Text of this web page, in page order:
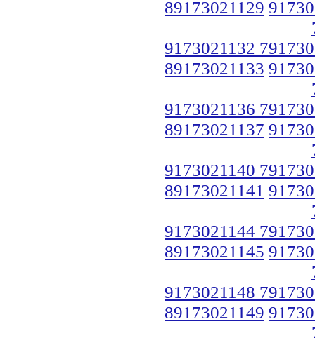
89173021129
9173021132
89173021133
9173021136
89173021137
9173021140
89173021141
9173021144
89173021145
9173021148
89173021149